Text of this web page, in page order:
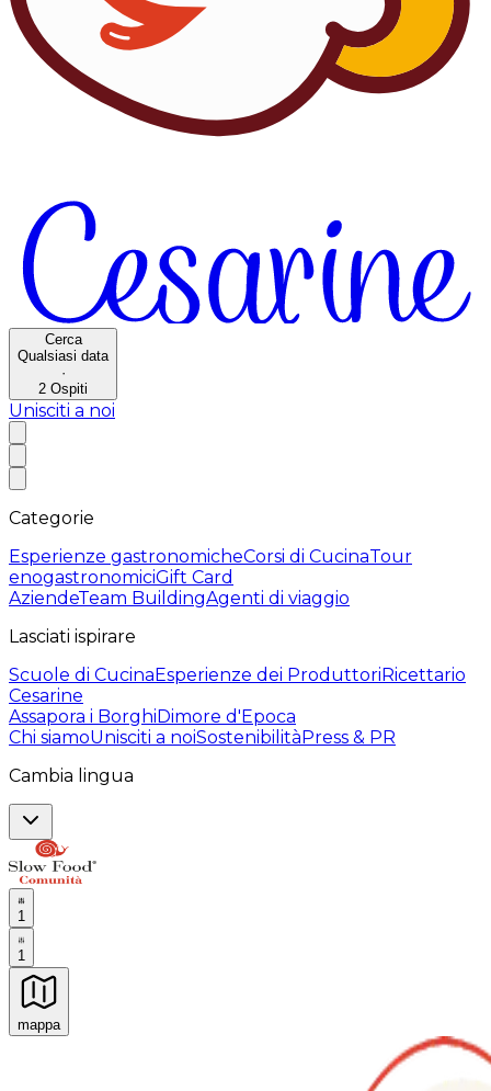
Cerca
Qualsiasi data
·
2 Ospiti
Unisciti a noi
Categorie
Esperienze gastronomicheCorsi di CucinaTour
enogastronomiciGift Card
AziendeTeam BuildingAgenti di viaggio
Lasciati ispirare
Scuole di CucinaEsperienze dei ProduttoriRicettario
Cesarine
Assapora i BorghiDimore d'Epoca
Chi siamoUnisciti a noiSostenibilitàPress & PR
Cambia lingua
1
1
mappa
Esperienze culinarie indimenticabili: Esperienze